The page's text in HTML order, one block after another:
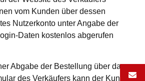
vom Kunden über dessen
Nutzerkonto unter Angabe der
Daten kostenlos abgerufen
Abgabe der Bestellung über das
des Verkäufers kann der Kunde